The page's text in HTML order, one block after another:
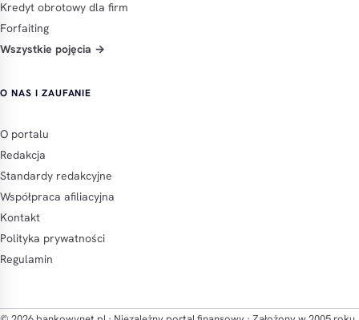
Kredyt obrotowy dla firm
Forfaiting
Wszystkie pojęcia →
O NAS I ZAUFANIE
O portalu
Redakcja
Standardy redakcyjne
Współpraca afiliacyjna
Kontakt
Polityka prywatności
Regulamin